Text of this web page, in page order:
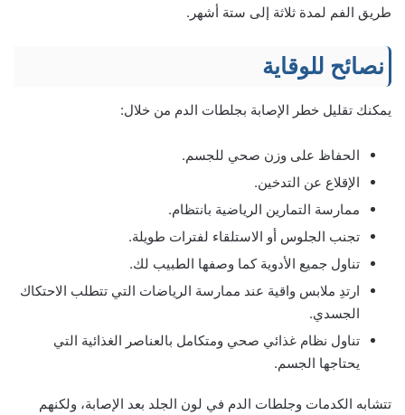
طريق الفم لمدة ثلاثة إلى ستة أشهر.
نصائح للوقاية
يمكنك تقليل خطر الإصابة بجلطات الدم من خلال:
الحفاظ على وزن صحي للجسم.
الإقلاع عن التدخين.
ممارسة التمارين الرياضية بانتظام.
تجنب الجلوس أو الاستلقاء لفترات طويلة.
تناول جميع الأدوية كما وصفها الطبيب لك.
ارتدِ ملابس واقية عند ممارسة الرياضات التي تتطلب الاحتكاك
الجسدي.
تناول نظام غذائي صحي ومتكامل بالعناصر الغذائية التي
يحتاجها الجسم.
تتشابه الكدمات وجلطات الدم في لون الجلد بعد الإصابة، ولكنهم